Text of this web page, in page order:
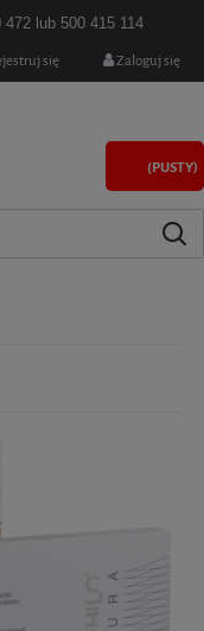
472 lub 500 415 114
się Zaloguj się
(PUSTY)